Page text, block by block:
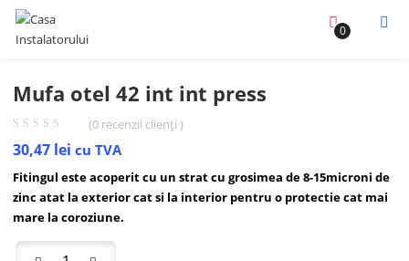
0
Mufa otel 42 int int press
(0 recenzii clienți )
30,47 lei cu TVA
Fitingul este acoperit cu un strat cu grosimea de 8-15microni de
zinc atat la exterior cat si la interior pentru o protectie cat mai
mare la coroziune.